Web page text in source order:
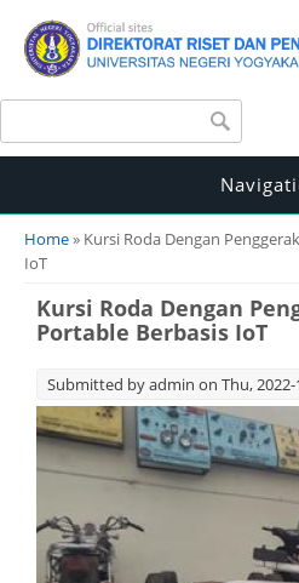
Search form
You are here
Home» Kursi Roda Dengan
IoT
Kursi Roda Dengan
Portable Berbasis IoT
Submitted byadmin on Thu, 2022-